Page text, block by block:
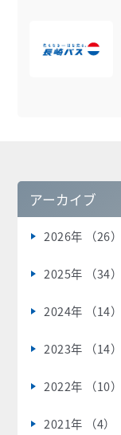
アーカイブ
2026年 （26）
2025年 （34）
2024年 （14）
2023年 （14）
2022年 （10）
2021年 （4）